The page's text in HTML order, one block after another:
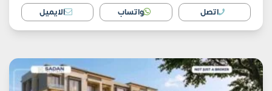
اتصل واتساب الايميل